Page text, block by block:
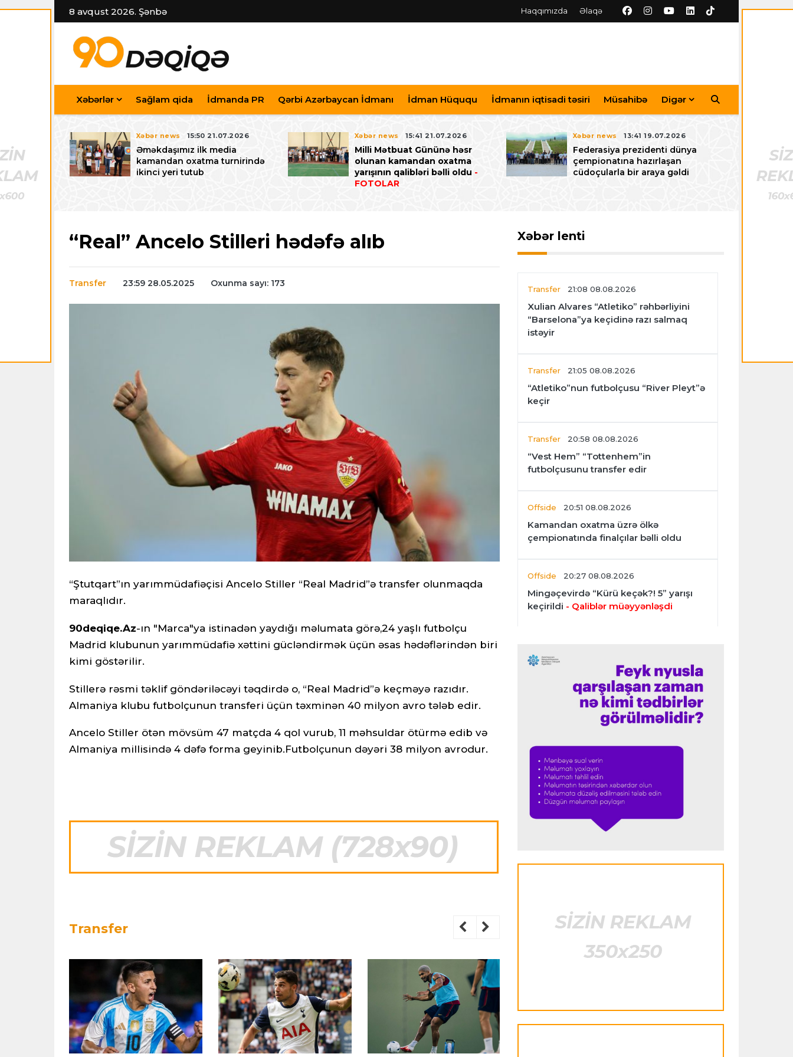
8 avqust 2026. Şənbə Haqqımızda Əlaqə
Xəbərlər Sağlam qida İdmanda PR Qərbi Azərbaycan İdmanı İdman Hüququ İdmanın iqtisadi təsiri Müsahibə Digər
U-15
festivalı ilə
Xəbər news 15:50 21.07.2026
Əməkdaşımız ilk media
kamandan oxatma turnirində
ikinci yeri tutub
Xəbər news 15:41 21.07.2026
Milli Mətbuat Gününə həsr
olunan kamandan oxatma
yarışının qalibləri bəlli oldu -
FOTOLAR
Xəbər news 13:41 19.07.2026
Federasiya prezidenti dünya
çempionatına hazırlaşan
cüdoçularla bir araya gəldi
“Real” Ancelo Stilleri hədəfə alıb
Transfer 23:59 28.05.2025 Oxunma sayı: 173
“Ştutqart”ın yarımmüdafiəçisi Ancelo Stiller “Real Madrid”ə transfer olunmaqda
maraqlıdır.
90deqiqe.Az-ın "Marca"ya istinadən yaydığı məlumata görə,24 yaşlı futbolçu
Madrid klubunun yarımmüdafiə xəttini gücləndirmək üçün əsas hədəflərindən biri
kimi göstərilir.
Stillerə rəsmi təklif göndəriləcəyi təqdirdə o, “Real Madrid”ə keçməyə razıdır.
Almaniya klubu futbolçunun transferi üçün təxminən 40 milyon avro tələb edir.
Ancelo Stiller ötən mövsüm 47 matçda 4 qol vurub, 11 məhsuldar ötürmə edib və
Almaniya millisində 4 dəfə forma geyinib.Futbolçunun dəyəri 38 milyon avrodur.
Transfer
Xəbər lenti
Transfer 21:08 08.08.2026
Xulian Alvares “Atletiko” rəhbərliyini
“Barselona”ya keçidinə razı salmaq
istəyir
Transfer 21:05 08.08.2026
“Atletiko”nun futbolçusu “River Pleyt”ə
keçir
Transfer 20:58 08.08.2026
“Vest Hem” “Tottenhem”in
futbolçusunu transfer edir
Offside 20:51 08.08.2026
Kamandan oxatma üzrə ölkə
çempionatında finalçılar bəlli oldu
Offside 20:27 08.08.2026
Mingəçevirdə “Kürü keçək?! 5” yarışı
keçirildi - Qaliblər müəyyənləşdi
Verstappen öz komandasının "Formula
1"də iştirak etməyəcəyini açıqladı
20:18 08.08.2026
İtaliya S.A. 20:13 08.08.2026
“Çelsi” “Milan”ı üç cavabsız qolla
məğlub etdi
“Hər bir komanda Verstappeni öz
bolidində görmək istəyər”
Dünya çempionatı 17:27 08.08.2026